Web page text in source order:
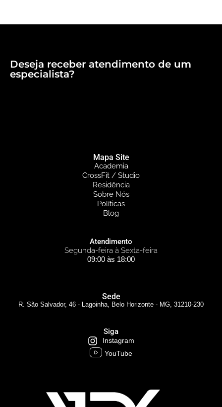
Deseja receber atendimento de um
especialista?
Mapa Site
Academia
CrossFit / Studio
Residência
Sobre Nós
Políticas
Blog
Atendimento
Segunda-feira à Sexta-feira
09:00 às 18:00
Sede
R. São Salvador, 46 - Lagoinha, Belo Horizonte - MG, 31210-230
Siga
Instagram
YouTube